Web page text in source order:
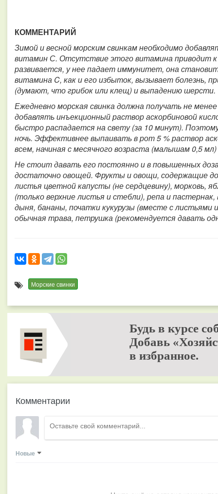
КОММЕНТАРИЙ
Зимой и весной морским свинкам необходимо
витамин С. Отсутствие этого витамина приводит
развивается, у нее падает иммунитет, она
витамина C, как и его избыток, вызывает болезнь,
(думают, что грибок или клещ) и выпадению шерсти.
Ежедневно морская свинка должна получать не
добавлять инъекционный раствор аскорбиновой
быстро распадается на свету (за 10 минут).
ночь. Эффективнее выпаивать в рот 5 % раствор
всем, начиная с месячного возраста (малышам 0,5
Не стоит давать его постоянно и в повышенных
достаточно овощей. Фрукты и овощи, содержащие
листья цветной капусты (не сердцевину), морковь,
(только верхние листья и стебли), репа и пастернак,
дыня, бананы, початки кукурузы (вместе с листьями
обычная трава, петрушка (рекомендуется давать
Морские свинки
Будь в курсе
Добавь
в избранное.
Комментарии
Новые